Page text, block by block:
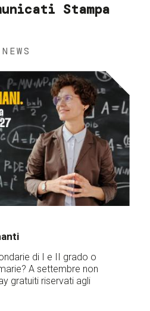
Stampa
NEWS
di I e II grado o
A settembre non
gratuiti riservati agli